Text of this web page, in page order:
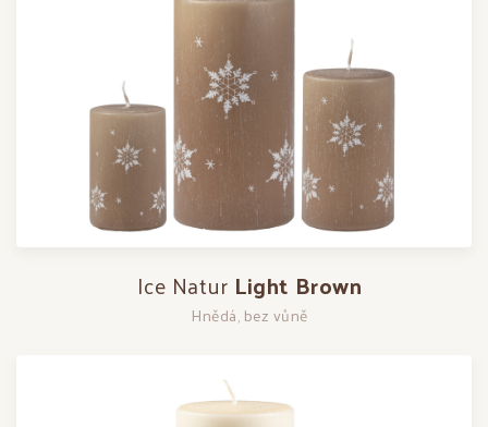
Ice Natur Light Brown
Hnědá, bez vůně